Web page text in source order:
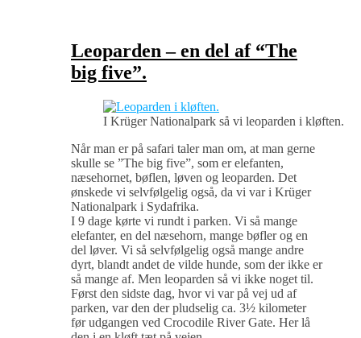
Leoparden – en del af “The
big five”.
I Krüger Nationalpark så vi leoparden i kløften.
Når man er på safari taler man om, at man gerne
skulle se ”The big five”, som er elefanten,
næsehornet, bøflen, løven og leoparden. Det
ønskede vi selvfølgelig også, da vi var i Krüger
Nationalpark i Sydafrika.
I 9 dage kørte vi rundt i parken. Vi så mange
elefanter, en del næsehorn, mange bøfler og en
del løver. Vi så selvfølgelig også mange andre
dyrt, blandt andet de vilde hunde, som der ikke er
så mange af. Men leoparden så vi ikke noget til.
Først den sidste dag, hvor vi var på vej ud af
parken, var den der pludselig ca. 3½ kilometer
før udgangen ved Crocodile River Gate. Her lå